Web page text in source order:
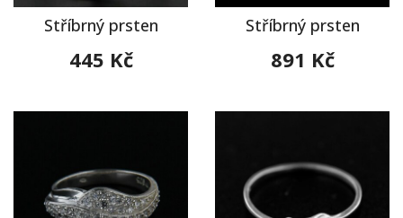
Stříbrný prsten
445 Kč
Stříbrný prsten
891 Kč